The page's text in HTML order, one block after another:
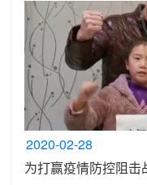
2020-02-28